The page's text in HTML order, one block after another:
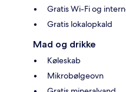
Gratis Wi-Fi og
Gratis lokalopkald
Mad og drikke
Køleskab
Mikrobølgeovn